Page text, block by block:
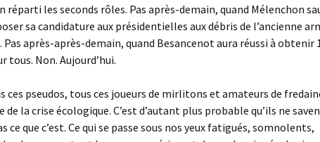
réparti les seconds rôles. Pas après-demain, quand Mélenchon
sa candidature aux présidentielles aux débris de l’ancienne
après-après-demain, quand Besancenot aura réussi à obtenir
tous. Non. Aujourd’hui.
ces pseudos, tous ces joueurs de mirlitons et amateurs de
de la crise écologique. C’est d’autant plus probable qu’ils ne
ce que c’est. Ce qui se passe sous nos yeux fatigués, somnolents,